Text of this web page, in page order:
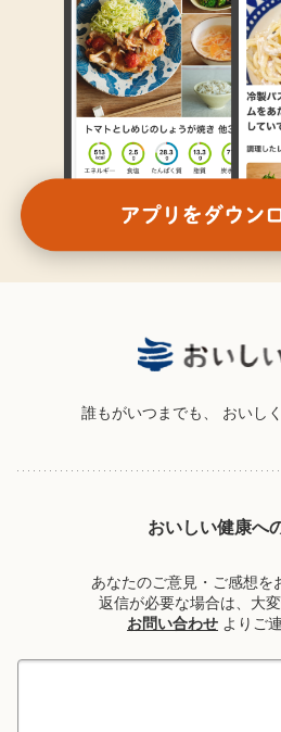
誰もがいつまでも、 おいし
おいしい健康へ
あなたのご意見・ご感想を
返信が必要な場合は、大
お問い合わせ よりご